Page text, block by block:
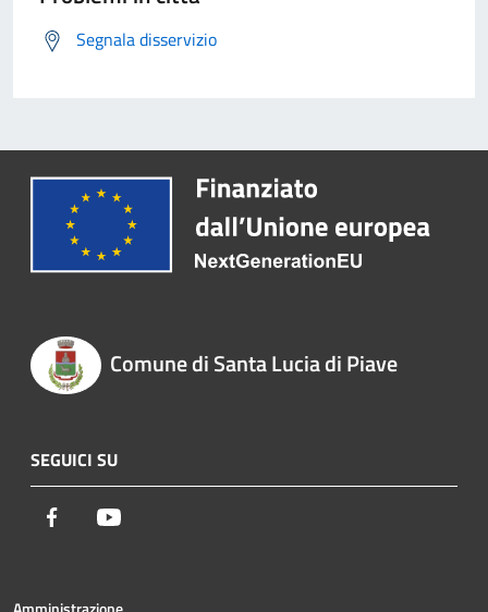
Segnala disservizio
Comune di Santa Lucia di Piave
SEGUICI SU
Facebook